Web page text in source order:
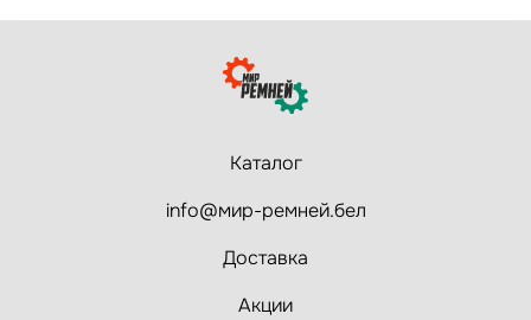
Каталог
info@мир-ремней.бел
Доставка
Акции